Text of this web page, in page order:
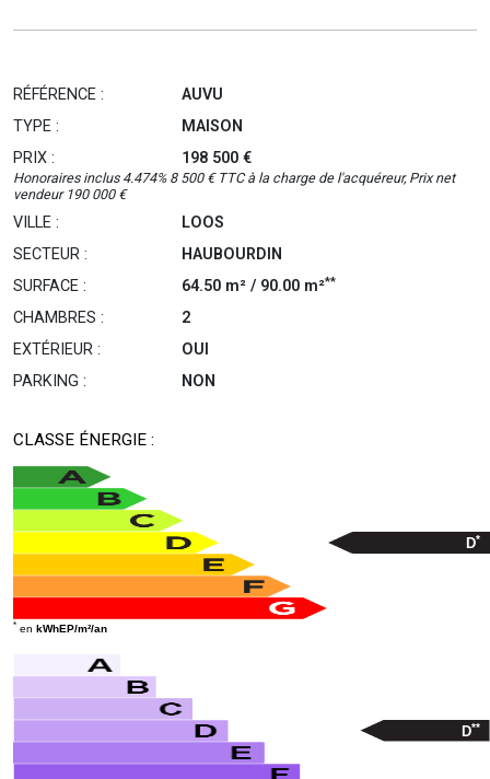
RÉFÉRENCE :
AUVU
TYPE :
MAISON
PRIX :
198 500 €
Honoraires inclus 4.474% 8 500 € TTC à la charge de l'acquéreur, Prix net
vendeur 190 000 €
VILLE :
LOOS
SECTEUR :
HAUBOURDIN
SURFACE :
64.50 m² / 90.00 m²**
CHAMBRES :
2
EXTÉRIEUR :
OUI
PARKING :
NON
CLASSE ÉNERGIE :
D*
* en kWhEP/m²/an
D**